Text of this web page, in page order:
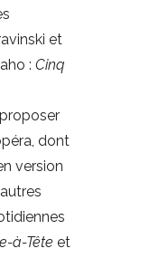
et
: Cinq
dont
version
à-Tête et